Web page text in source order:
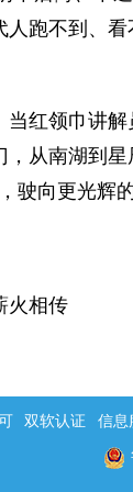
跑不到、
领巾讲解
从南湖到
驶向更光辉的
火相传
双软认证 信息